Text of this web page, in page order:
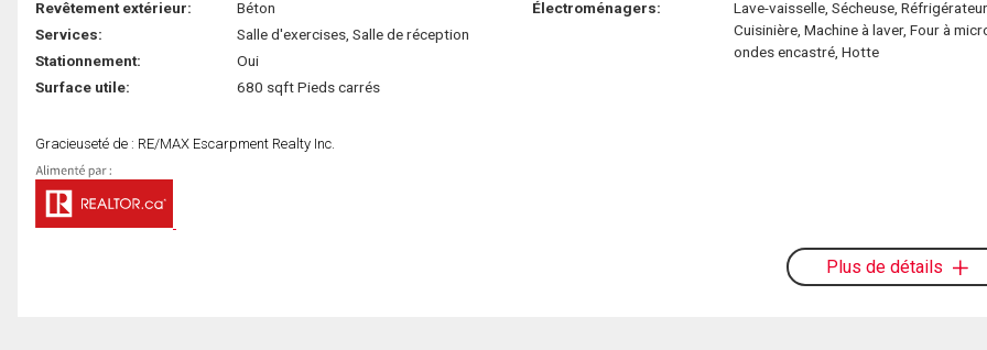
Revêtement extérieur:
Béton
Services:
Salle d'exercises, Salle de réception
Stationnement:
Oui
Surface utile:
680 sqft Pieds carrés
Électroménagers:
Lave-vaisselle, Sécheuse,
Cuisinière, Machine à laver, Four à
ondes encastré, Hotte
Gracieuseté de : RE/MAX Escarpment Realty Inc.
Plus de détails